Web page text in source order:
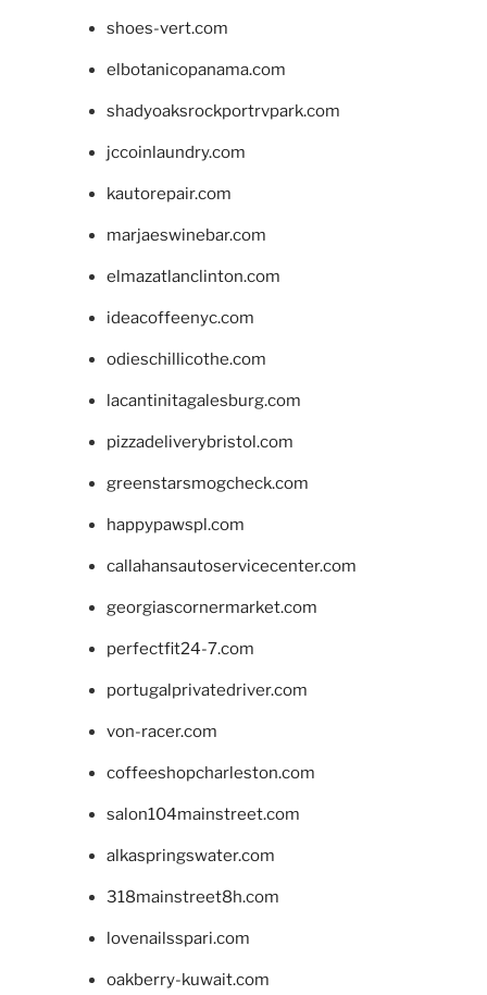
shoes-vert.com
elbotanicopanama.com
shadyoaksrockportrvpark.com
jccoinlaundry.com
kautorepair.com
marjaeswinebar.com
elmazatlanclinton.com
ideacoffeenyc.com
odieschillicothe.com
lacantinitagalesburg.com
pizzadeliverybristol.com
greenstarsmogcheck.com
happypawspl.com
callahansautoservicecenter.com
georgiascornermarket.com
perfectfit24-7.com
portugalprivatedriver.com
von-racer.com
coffeeshopcharleston.com
salon104mainstreet.com
alkaspringswater.com
318mainstreet8h.com
lovenailsspari.com
oakberry-kuwait.com